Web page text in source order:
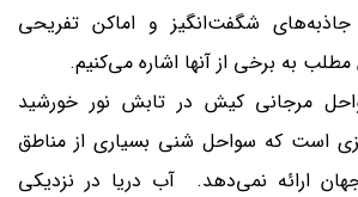
جاذبه‌های شگفت‌انگیز و اماکن تفریحی
به برخی از آنها اشاره می‌کنیم.
مرجانی کیش در تابش نور خورشید
است که سواحل شنی بسیاری از مناطق
ارائه نمی‌دهد. آب دریا در نزدیکی